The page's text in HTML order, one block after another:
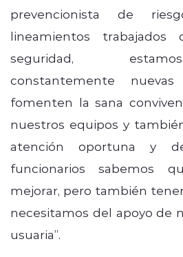
prevencionista de
lineamientos
seguridad,
constantemente
fomenten la sana
nuestros equipos y
atención oportuna y
funcionarios sabemos
mejorar, pero también
necesitamos del apoyo de
usuaria”.